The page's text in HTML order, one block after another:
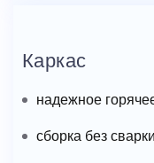
Каркас
надежное
сборка без